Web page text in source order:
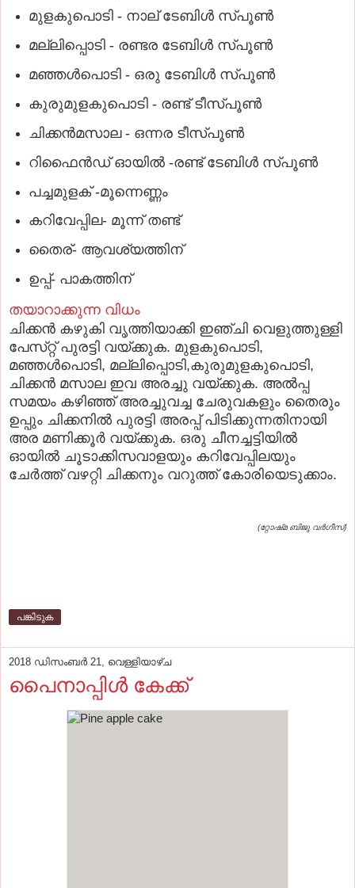
മുളകുപൊടി - നാല്‌ ടേബിള്‍ സ്‌പൂണ്‍
മല്ലിപ്പൊടി - രണ്ടര ടേബിള്‍ സ്‌പൂണ്‍
മഞ്ഞള്‍പൊടി - ഒരു ടേബിള്‍ സ്‌പൂണ്‍
കുരുമുളകുപൊടി - രണ്ട്‌ ടീസ്‌പൂണ്‍
ചിക്കന്‍മസാല - ഒന്നര ടീസ്‌പൂണ്‍
റിഫൈന്‍ഡ്‌ ഓയില്‍ -രണ്ട്‌ ടേബിള്‍ സ്‌പൂണ്‍
പച്ചമുളക്‌ -മൂന്നെണ്ണം
കറിവേപ്പില- മൂന്ന്‌ തണ്ട്‌
തൈര്‌- ആവശ്യത്തിന്‌
ഉപ്പ്‌- പാകത്തിന്‌
തയാറാക്കുന്ന വിധം
ചിക്കന്‍ കഴുകി വൃത്തിയാക്കി ഇഞ്ചി വെളുത്തുള്ളി
പേസ്‌റ്റ് പുരട്ടി വയ്‌ക്കുക. മുളകുപൊടി,
മഞ്ഞള്‍പൊടി, മല്ലിപ്പൊടി,കുരുമുളകുപൊടി,
ചിക്കന്‍ മസാല ഇവ അരച്ചു വയ്‌ക്കുക. അല്‍പ്പ
സമയം കഴിഞ്ഞ്‌ അരച്ചുവച്ച ചേരുവകളും തൈരും
ഉപ്പും ചിക്കനില്‍ പുരട്ടി അരപ്പ്‌ പിടിക്കുന്നതിനായി
അര മണിക്കൂര്‍ വയ്‌ക്കുക. ഒരു ചീനച്ചട്ടിയില്‍
ഓയില്‍ ചൂടാക്കിസവാളയും കറിവേപ്പിലയും
ചേര്‍ത്ത്‌ വഴറ്റി ചിക്കനും വറുത്ത്‌ കോരിയെടുക്കാം.
(റ്റോഷ്‌മ ബിജു വര്‍ഗീസ്‌)
പങ്കിടുക
2018 ഡിസംബർ 21, വെള്ളിയാഴ്‌ച
പൈനാപ്പിള്‍ കേക്ക്